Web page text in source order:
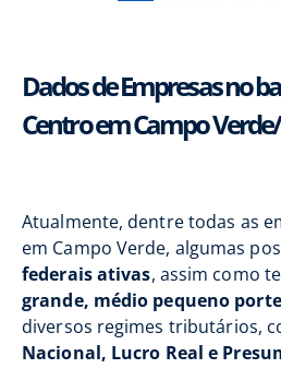
Dados de Empresas no
Centro em Campo
Atualmente, dentre todas as
em Campo Verde, algumas
federais ativas, assim como
grande, médio pequeno porte
diversos regimes tributários,
Nacional, Lucro Real e